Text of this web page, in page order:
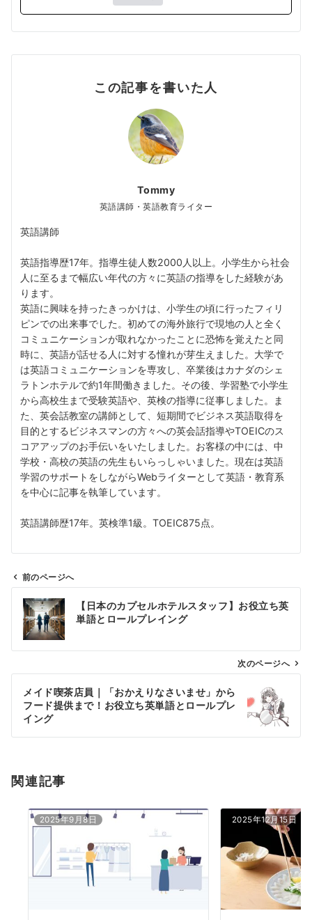
この記事を書いた人
Tommy
英語講師・英語教育ライター
英語講師
英語指導歴17年。指導生徒人数2000人以上。小学生から社会
人に至るまで幅広い年代の方々に英語の指導をした経験があ
ります。
英語に興味を持ったきっかけは、小学生の頃に行ったフィリ
ピンでの出来事でした。初めての海外旅行で現地の人と全く
コミュニケーションが取れなかったことに恐怖を覚えたと同
時に、英語が話せる人に対する憧れが芽生えました。大学で
は英語コミュニケーションを専攻し、卒業後はカナダのシェ
ラトンホテルで約1年間働きました。その後、学習塾で小学生
から高校生まで受験英語や、英検の指導に従事しました。ま
た、英会話教室の講師として、短期間でビジネス英語取得を
目的とするビジネスマンの方々への英会話指導やTOEICのス
コアアップのお手伝いをいたしました。お客様の中には、中
学校・高校の英語の先生もいらっしゃいました。現在は英語
学習のサポートをしながらWebライターとして英語・教育系
を中心に記事を執筆しています。
英語講師歴17年。英検準1級。TOEIC875点。
ン
前のページへ
【日本のカプセルホテルスタッフ】お役立ち英
単語とロールプレイング
次のページへ
メイド喫茶店員｜「おかえりなさいませ」から
フード提供まで！お役立ち英単語とロールプレ
イング
関連記事
2025年9月8日 2025年12月15日